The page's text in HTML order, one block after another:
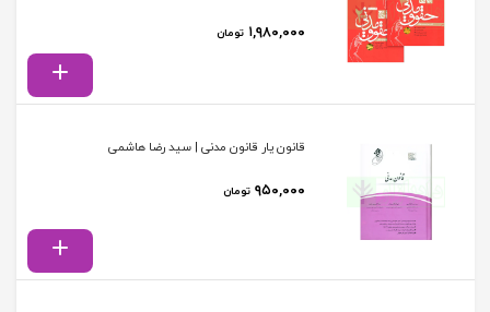
۱,۹۸۰,۰۰۰ تومان
قانون یار قانون مدنی | سید رضا هاشمی
۹۵۰,۰۰۰ تومان